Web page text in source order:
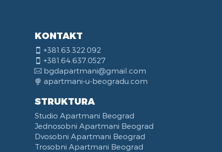
KONTAKT
+381.63.322.092
+381.64.637.0527
bgdapartmani@gmail.com
apartmani-u-beogradu.com
STRUKTURA
Studio Apartmani Beograd
Jednosobni Apartmani Beograd
Dvosobni Apartmani Beograd
Trosobni Apartmani Beograd